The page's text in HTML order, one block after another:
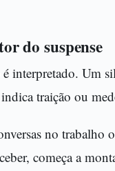
do suspense
interpretado. Um
traição ou
no trabalho
começa a